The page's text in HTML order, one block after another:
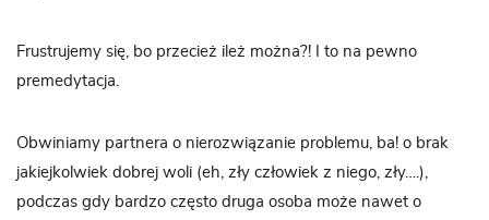
Frustrujemy się, bo przecież ileż można?! I to na pewno
premedytacja.
Obwiniamy partnera o nierozwiązanie problemu, ba! o brak
jakiejkolwiek dobrej woli (eh, zły człowiek z niego, zły….),
podczas gdy bardzo często druga osoba może nawet o